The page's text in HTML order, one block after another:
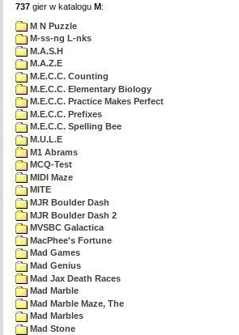
737 gier w katalogu M:
M N Puzzle
M-ss-ng L-nks
M.A.S.H
M.A.Z.E
M.E.C.C. Counting
M.E.C.C. Elementary Biology
M.E.C.C. Practice Makes Perfect
M.E.C.C. Prefixes
M.E.C.C. Spelling Bee
M.U.L.E
M1 Abrams
MCQ-Test
MIDI Maze
MITE
MJR Boulder Dash
MJR Boulder Dash 2
MVSBC Galactica
MacPhee's Fortune
Mad Games
Mad Genius
Mad Jax Death Races
Mad Marble
Mad Marble Maze, The
Mad Marbles
Mad Stone